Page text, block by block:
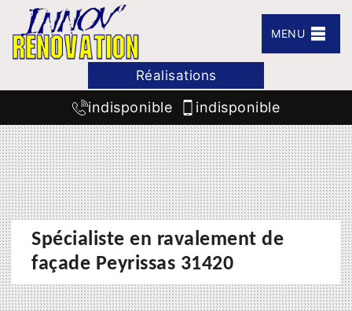
MENU
Réalisations
indisponible indisponible
Spécialiste en ravalement de
façade Peyrissas 31420